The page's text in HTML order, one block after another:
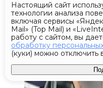
Настоящий сайт
технологии анализа
включая сервисы
Mail» (Top Mail) и
работу с сайтом, вы
обработку
(куки) можно отключить